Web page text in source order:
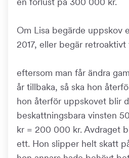
Om Lisa begärde uppskov
2017, eller begär
eftersom man får ändra
år tillbaka, så ska hon
hon återför uppskovet blir
beskattningsbara vinsten
kr = 200 000 kr. Avdraget
ett. Hon slipper helt skatt